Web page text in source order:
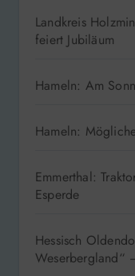
Landkreis
feiert Jubiläum
Hameln: Am
Hameln:
Emmerthal:
Esperde
Hessisch
Weserbergland“